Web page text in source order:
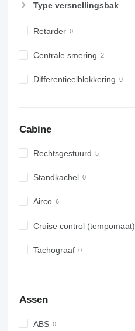
Type versnellingsbak
Retarder
Centrale smering
Differentieelblokkering
Cabine
Rechtsgestuurd
Standkachel
Airco
Cruise control (tempomaat)
Tachograaf
Assen
ABS